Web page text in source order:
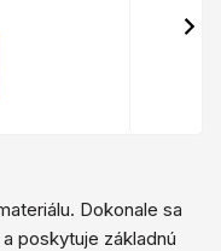
Dokonale sa
poskytuje základnú